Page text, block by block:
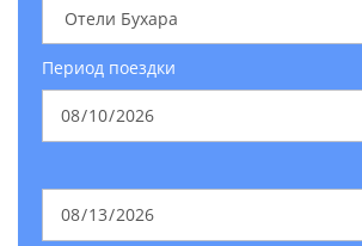
Период поездки